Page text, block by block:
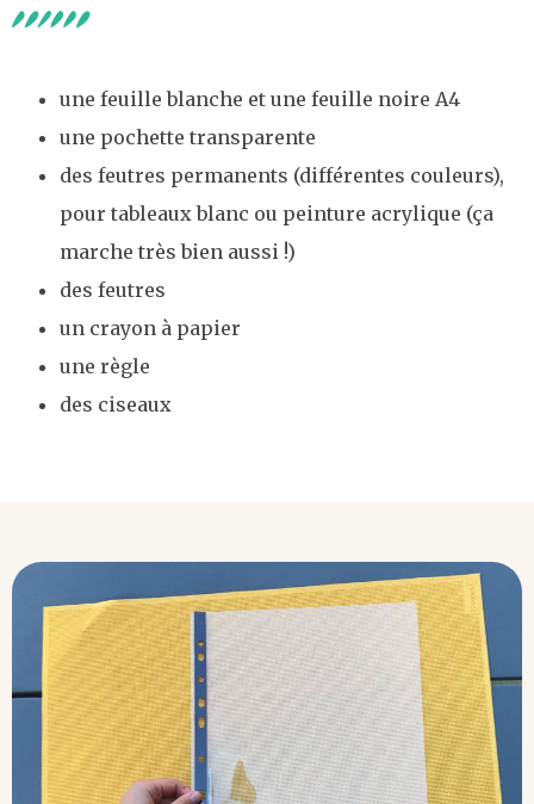
une feuille blanche et une feuille noire A4
une pochette transparente
des feutres permanents (différentes couleurs),
pour tableaux blanc ou peinture acrylique (ça
marche très bien aussi !)
des feutres
un crayon à papier
une règle
des ciseaux